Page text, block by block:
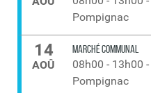
Pompignac
14
AOÛ
MARCHÉ COMMUNAL
08h00 - 13h00 -
Pompignac